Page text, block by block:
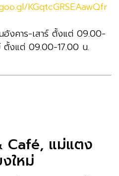
KGqtcGRSEAawQfr
อังคาร-เสาร์ ตั้งแต่ 09.00-
งแต่ 09.00-17.00 น.
Café, แม่แตง
งใหม่